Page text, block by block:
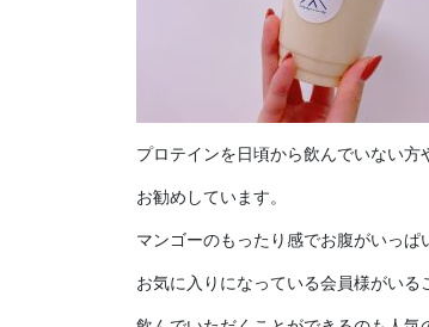
プロテインを日頃から飲んでいない方
お勧めしています。
マンゴーのもったり感でお腹がいっぱ
お気に入りになっている会員様がいる